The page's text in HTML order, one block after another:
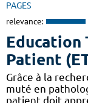
PAGES
relevance:
Education
Patient
Grâce à la
muté en
patient doit